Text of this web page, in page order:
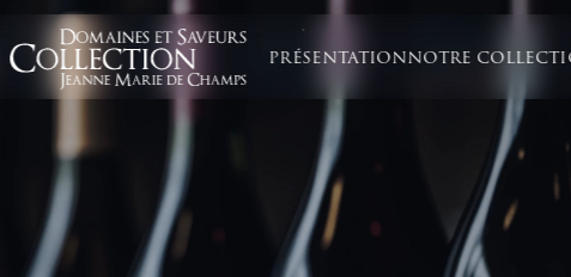
PRÉSENTATIONNOTRE